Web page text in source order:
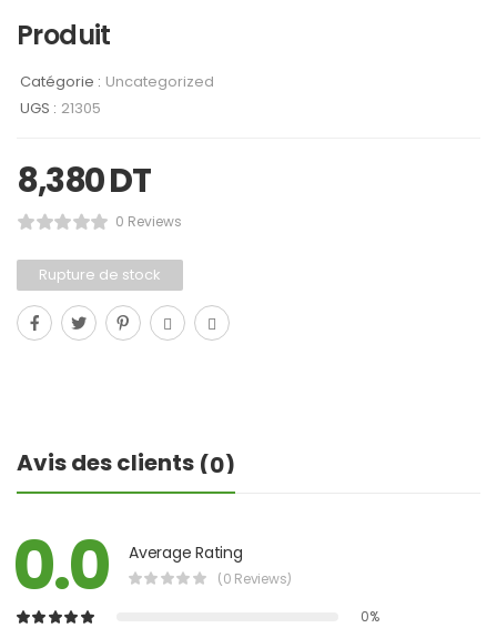
Produit
Catégorie : Uncategorized
UGS : 21305
8,380DT
0 Reviews
Rupture de stock
Avis des clients (0)
0.0 Average Rating
(0 Reviews)
0%